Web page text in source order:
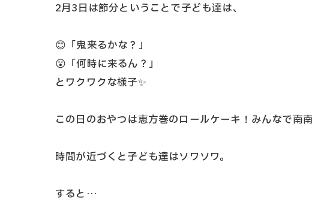
2月3日は節分ということで子ども達は、
😊「鬼来るかな？」
😮「何時に来るん？」
とワクワクな様子✨
この日のおやつは恵方巻のロールケーキ！みんなで南
時間が近づくと子ども達はソワソワ。
すると…